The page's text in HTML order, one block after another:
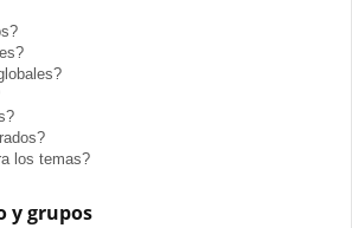
los temas?
y grupos